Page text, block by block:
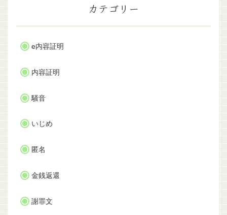
カテゴリー
e内容証明
内容証明
騒音
いじめ
匿名
金銭返還
謝罪文